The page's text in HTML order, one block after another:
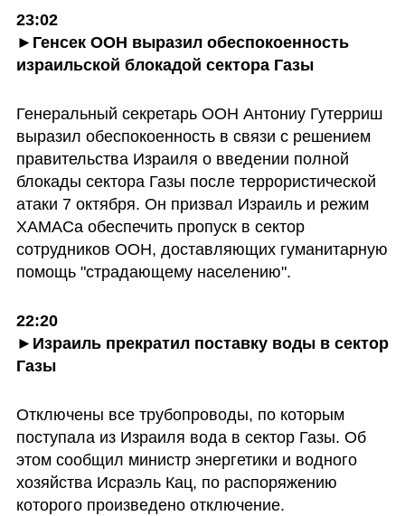
23:02
►Генсек ООН выразил обеспокоенность
израильской блокадой сектора Газы
Генеральный секретарь ООН Антониу Гутерриш
выразил обеспокоенность в связи с решением
правительства Израиля о введении полной
блокады сектора Газы после террористической
атаки 7 октября. Он призвал Израиль и режим
ХАМАСа обеспечить пропуск в сектор
сотрудников ООН, доставляющих гуманитарную
помощь "страдающему населению".
22:20
►Израиль прекратил поставку воды в сектор
Газы
Отключены все трубопроводы, по которым
поступала из Израиля вода в сектор Газы. Об
этом сообщил министр энергетики и водного
хозяйства Исраэль Кац, по распоряжению
которого произведено отключение.